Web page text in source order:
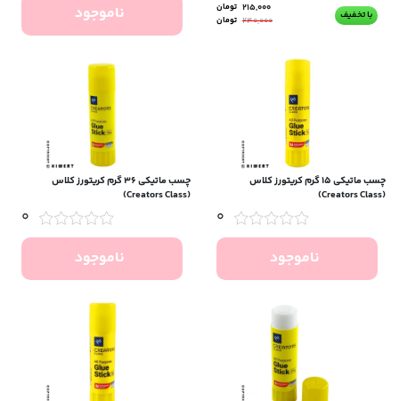
با تخفیف 215,000 تومان
240,000 تومان
ناموجود
چسب ماتیکی 15 گرم کریتورز کلاس
(Creators Class)
0
ناموجود
چسب ماتیکی ۳۶ گرم کریتورز کلاس
(Creators Class)
0
ناموجود